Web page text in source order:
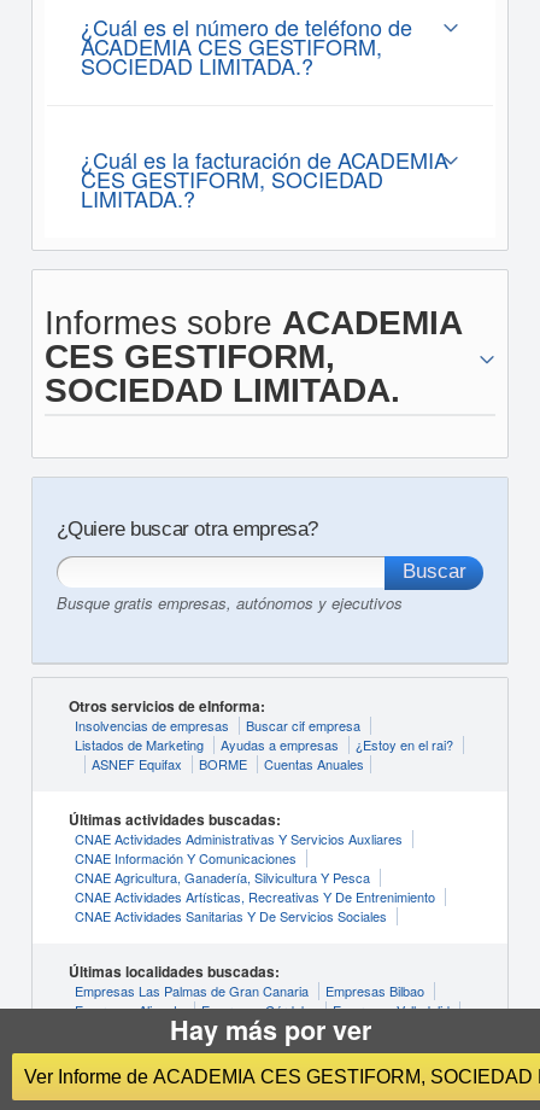
¿Cuál es el número de teléfono de
ACADEMIA CES GESTIFORM,
SOCIEDAD LIMITADA.?
¿Cuál es la facturación de ACADEMIA
CES GESTIFORM, SOCIEDAD
LIMITADA.?
Informes sobre ACADEMIA
CES GESTIFORM,
SOCIEDAD LIMITADA.
¿Quiere buscar otra empresa?
Busque gratis empresas, autónomos y ejecutivos
Otros servicios de eInforma:
Insolvencias de empresas
Buscar cif empresa
Listados de Marketing
Ayudas a empresas
¿Estoy en el rai?
ASNEF Equifax
BORME Cuentas Anuales
Últimas actividades buscadas:
CNAE Actividades Administrativas Y Servicios Auxliares
CNAE Información Y Comunicaciones
CNAE Agricultura, Ganadería, Silvicultura Y Pesca
CNAE Actividades Artísticas, Recreativas Y De Entrenimiento
CNAE Actividades Sanitarias Y De Servicios Sociales
Últimas localidades buscadas:
Empresas Las Palmas de Gran Canaria
Empresas Bilbao
Empresas Alicante
Empresas Córdoba Empresas Valladolid
Hay más por ver
Ver Informe de ACADEMIA CES GESTIFORM, SOCIEDAD